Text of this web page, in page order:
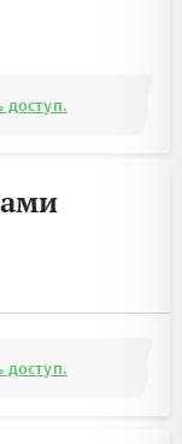
доступ.
доступ.